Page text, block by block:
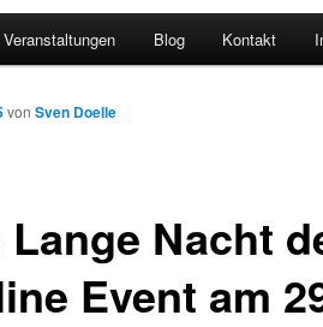
Veranstaltungen Blog Kontakt
Lange Nacht
Event am
von Sven Doelle